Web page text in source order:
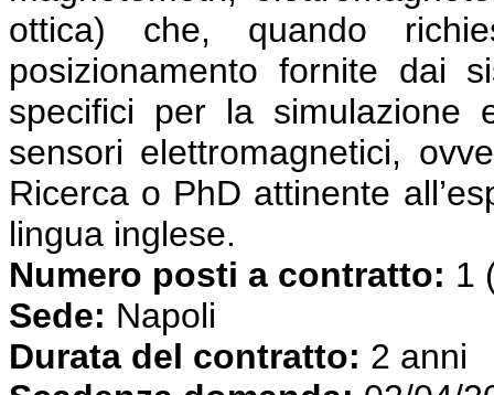
ottica) che, quando
posizionamento fornite dai
specifici per la simulazione
sensori elettromagnetici,
Ricerca o PhD attinente
lingua inglese.
Numero posti a contratto: 1
Sede: Napoli
Durata del contratto: 2 anni